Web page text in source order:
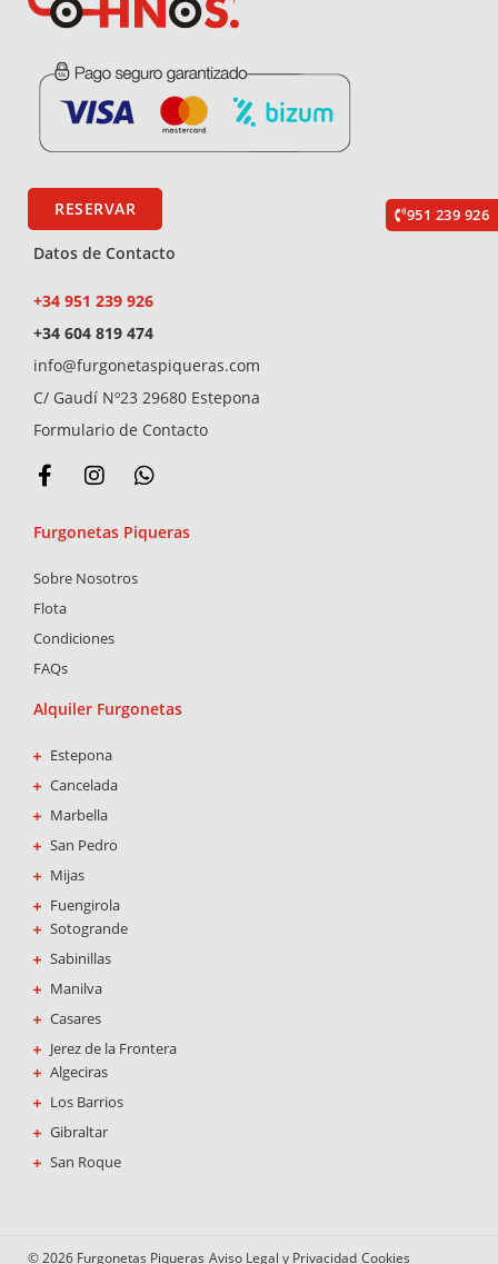
RESERVAR
Datos de Contacto
+34 951 239 926
+34 604 819 474
info@furgonetaspiqueras.com
C/ Gaudí Nº23 29680 Estepona
Formulario de Contacto
F
a
e
o
o
k
-
f
I
t
g
a
m
W
t
Furgonetas Piqueras
Sobre Nosotros
Flota
Condiciones
FAQs
Alquiler Furgonetas
Estepona
Cancelada
Marbella
San Pedro
Mijas
Fuengirola
Sotogrande
Sabinillas
Manilva
Casares
Jerez de la Frontera
Algeciras
Los Barrios
Gibraltar
San Roque
951 239 926
© 2026 Furgonetas Piqueras Aviso Legal y Privacidad Cookies